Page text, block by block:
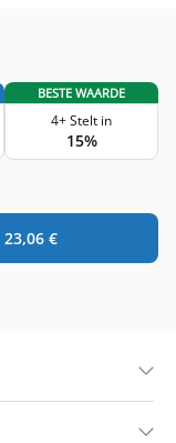
BESTE WAARDE
4+ Stelt in
15%
23,06 €